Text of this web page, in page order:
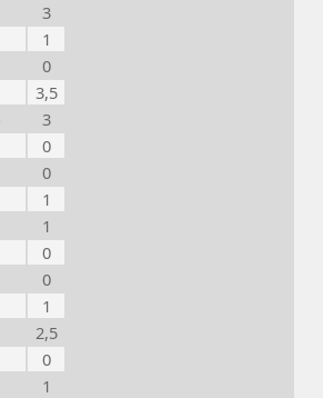
3
1
0
3,5
3
0
0
1
1
0
0
1
2,5
0
1